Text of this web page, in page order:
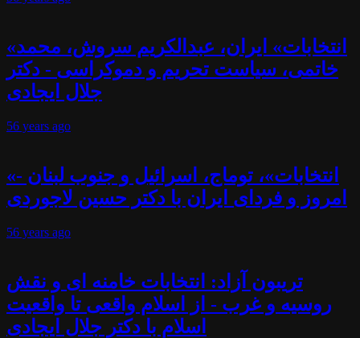
«انتخابات» ایران، عبدالکریم سروش، محمد
خاتمی، سیاست تحریم و دموکراسی - دکتر
جلال ایجادی
56 years ago
«انتخابات»، توماج، اسرائیل و جنوب لبنان -
امروز و فردای ایران با دکتر حسین لاجوردی
56 years ago
تریبون آزاد: انتخابات خامنه ای و نقش
روسیه و غرب - از اسلام واقعی تا واقعیت
اسلام با دکتر جلال ایجادی